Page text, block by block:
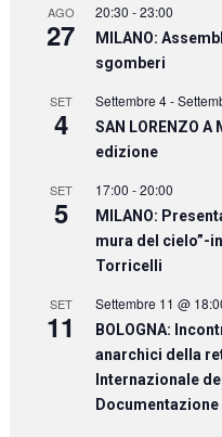
AGO
27
20:30 -23:00
MILANO:
sgomberi
SET
4
Settembre 4-
SAN LORENZO
edizione
SET
5
17:00 -20:00
MILANO:
mura del cielo”-
Torricelli
SET
11
Settembre 11 @
BOLOGNA:
anarchici della
Internazionale